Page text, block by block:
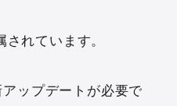
れています。
アップデートが必要で